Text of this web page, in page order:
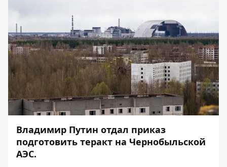
Владимир Путин отдал приказ
подготовить теракт на Чернобыльской
АЭС.